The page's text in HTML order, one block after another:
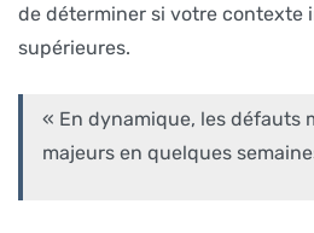
de déterminer si votre contexte
supérieures.
« En dynamique, les défauts
majeurs en quelques